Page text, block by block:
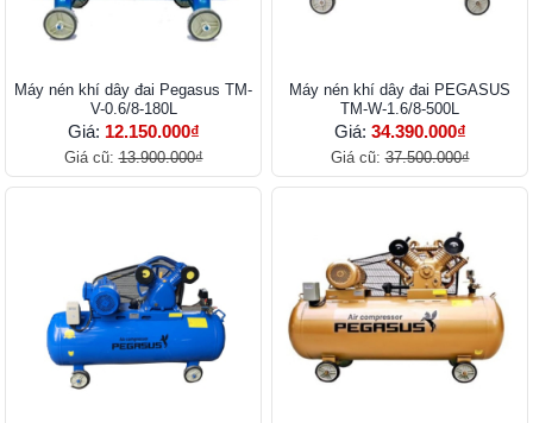
Máy nén khí dây đai Pegasus TM-
V-0.6/8-180L
Giá: 12.150.000₫
Giá cũ:13.900.000₫
Máy nén khí dây đai PEGASUS
TM-W-1.6/8-500L
Giá: 34.390.000₫
Giá cũ:37.500.000₫